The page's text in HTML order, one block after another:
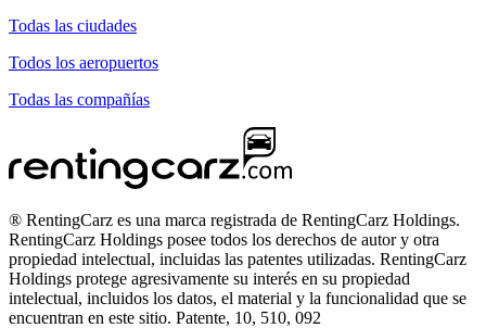
Todas las ciudades
Todos los aeropuertos
Todas las compañías
® RentingCarz es una marca registrada de RentingCarz Holdings.
RentingCarz Holdings posee todos los derechos de autor y otra
propiedad intelectual, incluidas las patentes utilizadas. RentingCarz
Holdings protege agresivamente su interés en su propiedad
intelectual, incluidos los datos, el material y la funcionalidad que se
encuentran en este sitio. Patente, 10, 510, 092